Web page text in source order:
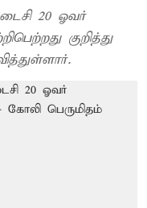
20 ஓவர்
குறித்து